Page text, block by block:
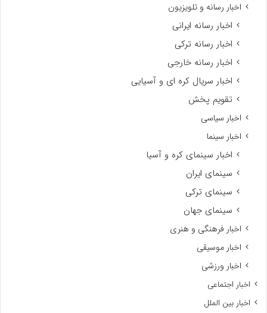
اخبار رسانه و تلویزیون
اخبار رسانه ایرانی
اخبار رسانه ترکی
اخبار رسانه خارجی
اخبار سریال کره ای و آسیایی
تقویم پخش
اخبار سیاسی
اخبار سینما
اخبار سینمای کره و آسیا
سینمای ایران
سینمای ترکی
سینمای جهان
اخبار فرهنگی و هنری
اخبار موسیقی
اخبار ورزشی
اخبار اجتماعی
اخبار بین الملل